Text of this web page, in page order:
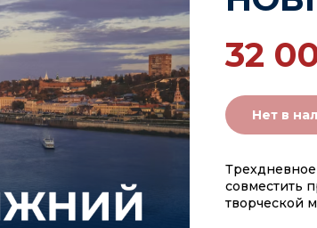
32
Нет в
совместить
творческой